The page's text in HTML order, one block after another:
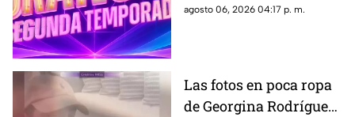
el esperado estreno del reality
agosto 06, 2026 04:17 p. m.
Las fotos en poca ropa
de Georgina Rodríguez